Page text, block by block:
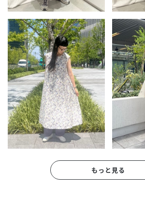
もっと見る